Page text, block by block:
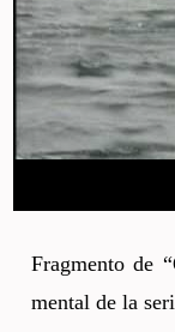
Frag­men­to de
men­tal de la